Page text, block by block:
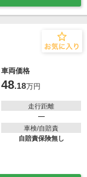
車両価格
48.18万円
走行距離
―
車検/自賠責
自賠責保険無し